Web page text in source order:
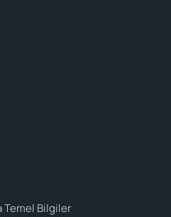
Temel Bilgiler